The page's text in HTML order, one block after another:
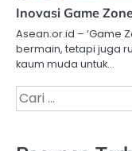
Inovasi Game
Asean.or.id – ‘Game
bermain, tetapi juga
kaum muda untuk…
Cari
untuk: